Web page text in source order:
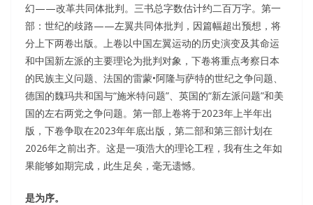
幻——改革共同体批判。三书总字数估计约二百万字。第一
部：世纪的歧路——左翼共同体批判，因篇幅超出预想，将
分上下两卷出版。上卷以中国左翼运动的历史演变及其命运
和中国新左派的主要理论为批判对象，下卷将重点考察日本
的民族主义问题、法国的雷蒙•阿隆与萨特的世纪之争问题、
德国的魏玛共和国与“施米特问题”、英国的“新左派问题”和美
国的左右两党之争问题。第一部上卷将于2023年上半年出
版，下卷争取在2023年年底出版，第二部和第三部计划在
2026年之前出齐。这是一项浩大的理论工程，我有生之年如
果能够如期完成，此生足矣，毫无遗憾。
是为序。